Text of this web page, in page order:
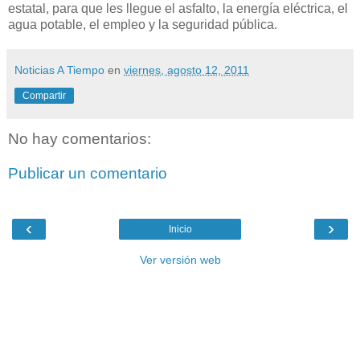
estatal, para que les llegue el asfalto, la energía eléctrica, el
agua potable, el empleo y la seguridad pública.
Noticias A Tiempo en viernes, agosto 12, 2011
Compartir
No hay comentarios:
Publicar un comentario
‹ ›
Inicio
Ver versión web